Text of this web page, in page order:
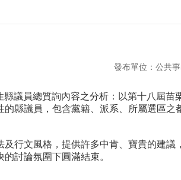
發布單位：公共
議員總質詢內容之分析：以第十八屆苗
縣議員，包含黨籍、派系、所屬選區之
行文風格，提供許多中肯、寶貴的建議
討論氛圍下圓滿結束。